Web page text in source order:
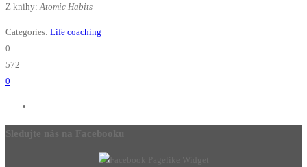
Z knihy: Atomic Habits
Categories: Life coaching
0
572
0
Sledujte nás na Facebooku